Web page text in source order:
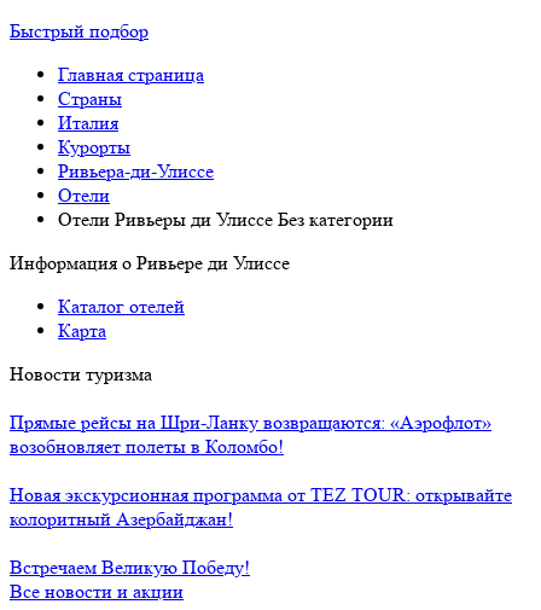
Быстрый подбор
Главная страница
Cтраны
Италия
Курорты
Ривьера-ди-Улиссе
Отели
Отели Ривьеры ди Улиссе Без категории
Информация о Ривьере ди Улиссе
Каталог отелей
Карта
Новости туризма
Прямые рейсы на Шри-Ланку возвращаются: «Аэрофлот»
возобновляет полеты в Коломбо!
Новая экскурсионная программа от TEZ TOUR: открывайте
колоритный Азербайджан!
Встречаем Великую Победу!
Все новости и акции